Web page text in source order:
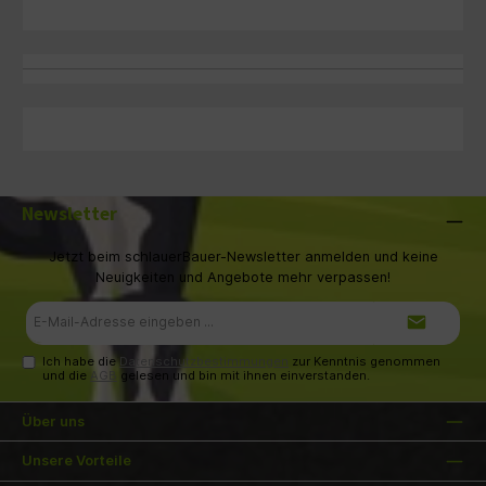
Newsletter
Jetzt beim schlauerBauer-Newsletter anmelden und keine
Neuigkeiten und Angebote mehr verpassen!
Mail-
Ich habe dieDatenschutzbestimmungen zur Kenntnis genommen
und die AGB gelesen und bin mit ihnen einverstanden.
Über uns
Unsere Vorteile